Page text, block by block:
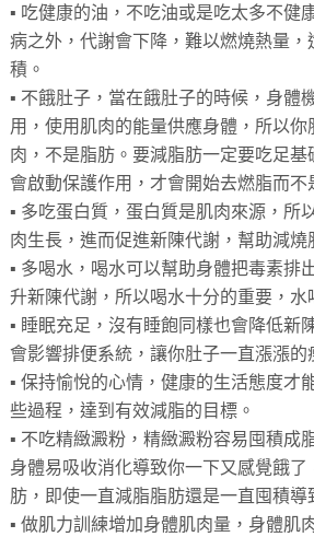
▪ 吃健康的油，不吃油或是吃太多不健
病之外，代謝會下降，難以燃燒熱量，
積。
▪ 不餓肚子，當在餓肚子的時候，身體
用，使用肌肉的能量供應身體，所以
肉，不是脂肪。要減脂肪一定要吃足
會啟動保護作用，才會開始去燃脂而不
▪ 多吃蛋白質，蛋白質是肌肉來源，所
肉生長，進而促進新陳代謝，幫助減燒
▪ 多喝水，喝水可以幫助身體把毒素排
升新陳代謝，所以喝水十分的重要，水
▪ 睡眠充足，沒有睡飽同樣也會降低新
會影響排便系統，讓你肚子一直漲漲的
▪ 保持愉悅的心情，健康的生活態度才
些過程，達到有效減脂的目標。
▪ 不吃精緻澱粉，精緻澱粉容易囤積成
身體易吸收消化導致你一下又感覺餓了
肪，即使一直減脂脂肪還是一直囤積導
▪ 做肌力訓練增加身體肌肉量，身體肌